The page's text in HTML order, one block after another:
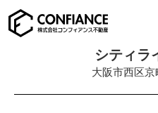
シティラ
大阪市西区